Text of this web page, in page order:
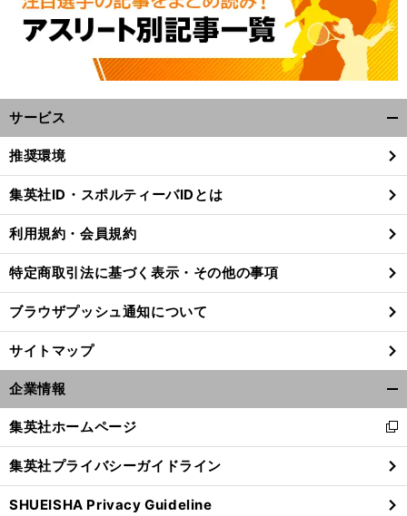
。 OB ・
前
へ
サービス
閉
る
推奨環境
集英社ID・スポルティーバIDとは
利用規約・会員規約
特定商取引法に基づく表示・その他の事項
ブラウザプッシュ通知について
サイトマップ
企業情報
閉
る
集英社ホームページ
新
し
い
ウ
ィ
集英社プライバシーガイドライン
SHUEISHA Privacy Guideline